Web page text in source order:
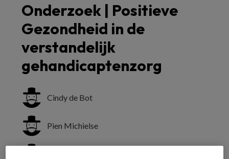
Onderzoek | Positieve
Gezondheid in de
verstandelijk
gehandicaptenzorg
Cindy de Bot
Pien Michielse